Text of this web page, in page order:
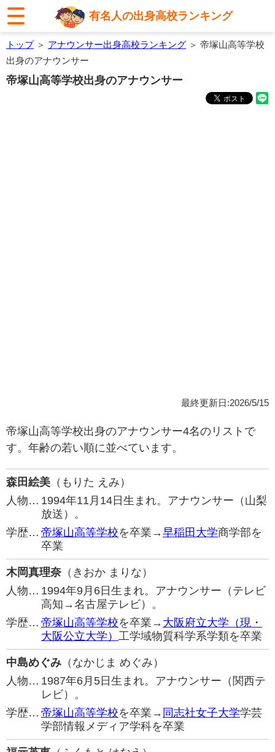
有名人の出身高校ランキング
トップ＞ アナウンサー出身高校ランキング ＞ 帝塚山高等学校
出身のアナウンサー
帝塚山高等学校出身のアナウンサー
最終更新日:2026/5/15
帝塚山高等学校出身のアナウンサー4名のリストで
す。年齢の若い順に並べています。
森田絵美 （もりた えみ）
人物… 1994年11月14日生まれ。アナウンサー（山梨
放送）。
学歴… 帝塚山高等学校を卒業→早稲田大学商学部を
卒業
木岡真理奈 （きおか まりな）
人物… 1994年9月6日生まれ。アナウンサー（テレビ
高知→名古屋テレビ）。
学歴… 帝塚山高等学校を卒業→ 大阪府立大学（現・
大阪公立大学） 工学域物質科学系学類を卒業
中島めぐみ （なかじま めぐみ）
人物… 1987年6月5日生まれ。アナウンサー（関西テ
レビ）。
学歴… 帝塚山高等学校を卒業→ 同志社女子大学学芸
学部情報メディア学科を卒業